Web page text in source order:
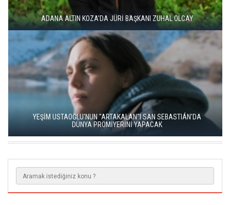
ADANA ALTIN KOZA'DA JÜRİ BAŞKANI ZUHAL OLCAY
YEŞİM USTAOĞLU'NUN "ARTAKALAN"I SAN SEBASTIÁN'DA
DÜNYA PRÖMİYERİNİ YAPACAK